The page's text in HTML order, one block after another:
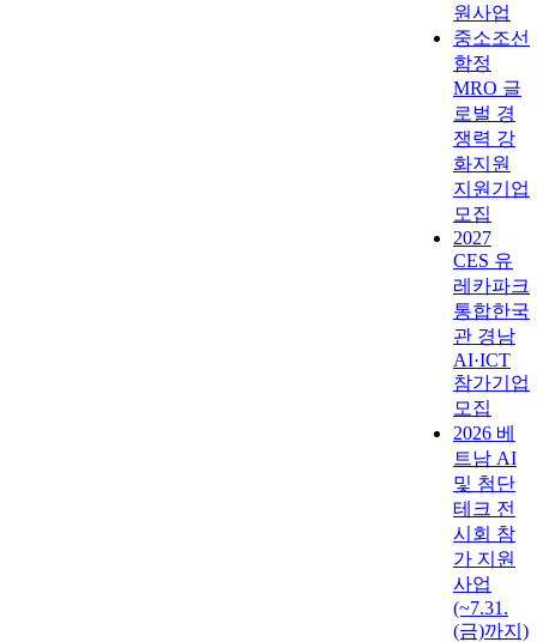
원사업
중소조선
함정
MRO 글
로벌 경
쟁력 강
화지원
지원기업
모집
2027
CES 유
레카파크
통합한국
관 경남
AI·ICT
참가기업
모집
2026 베
트남 AI
및 첨단
테크 전
시회 참
가 지원
사업
(~7.31.
(금)까지)